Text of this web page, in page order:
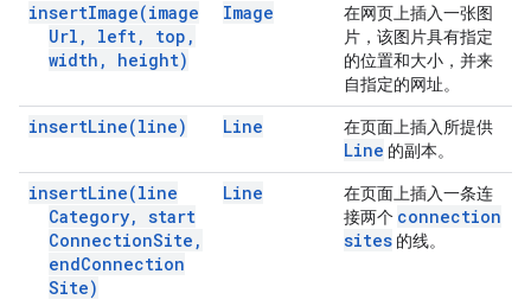
insertImage(image
Url , left, top ,
width , height)
Image
在网页上插入一张图
片，该图片具有指定
的位置和大小，并来
自指定的网址。
insertLine(line) Line 在页面上插入所提供
Line 的副本。
insertLine(line
Category, start
ConnectionSite ,
endConnection
Site)
Line
在页面上插入一条连
接两个 connection
sites 的线。